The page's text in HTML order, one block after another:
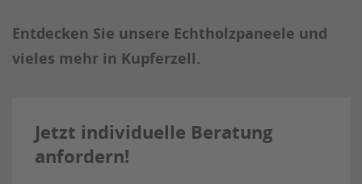
Entdecken Sie unsere Echtholzpaneele und
vieles mehr in Kupferzell.
Jetzt individuelle Beratung
anfordern!